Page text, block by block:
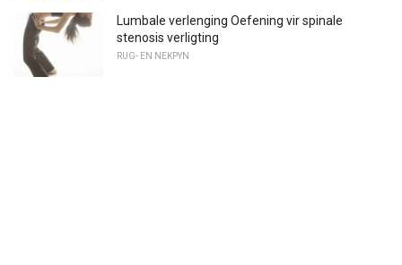
Lumbale verlenging Oefening vir spinale
stenosis verligting
RUG- EN NEKPYN